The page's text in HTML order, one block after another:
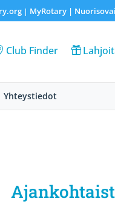
| MyRotary |
Club Finder
Yhteystiedot